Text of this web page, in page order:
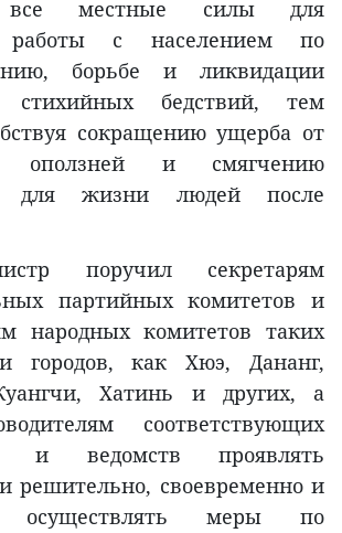
все местные силы для
работы с населением по
борьбе и ликвидации
стихийных бедствий, тем
сокращению ущерба от
оползней и смягчению
для жизни людей после
поручил секретарям
партийных комитетов и
народных комитетов таких
городов, как Хюэ, Дананг,
Хатинь и других, а
соответствующих
и ведомств проявлять
решительно, своевременно и
осуществлять меры по